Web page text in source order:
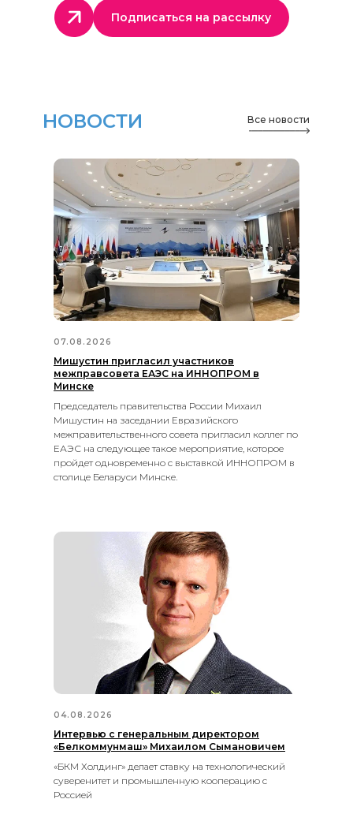
Подписаться на рассылку
НОВОСТИ Все новости
07.08.2026
Мишустин пригласил участников
межправсовета ЕАЭС на ИННОПРОМ в
Минске
Председатель правительства России Михаил
Мишустин на заседании Евразийского
межправительственного совета пригласил коллег по
ЕАЭС на следующее такое мероприятие, которое
пройдет одновременно с выставкой ИННОПРОМ в
столице Беларуси Минске.
04.08.2026
Интервью с генеральным директором
«Белкоммунмаш» Михаилом Сымановичем
«БКМ Холдинг» делает ставку на технологический
суверенитет и промышленную кооперацию с
Россией